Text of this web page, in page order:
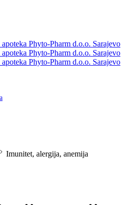
Imunitet, alergija, anemija